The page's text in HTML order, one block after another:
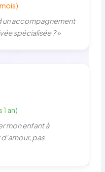
un accompagnement
spécialisée ? »
an)
mon enfant à
pas